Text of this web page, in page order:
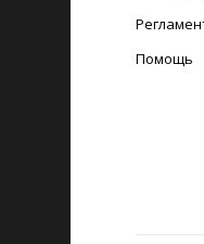
Помощь